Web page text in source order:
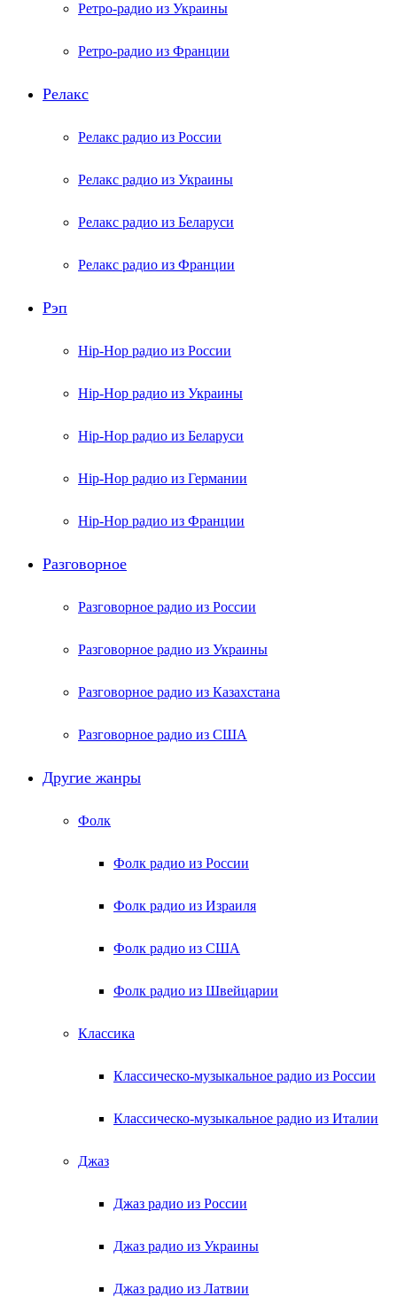
Ретро-радио из Украины
Ретро-радио из Франции
Релакс
Релакс радио из России
Релакс радио из Украины
Релакс радио из Беларуси
Релакс радио из Франции
Рэп
Hip-Hop радио из России
Hip-Hop радио из Украины
Hip-Hop радио из Беларуси
Hip-Hop радио из Германии
Hip-Hop радио из Франции
Разговорное
Разговорное радио из России
Разговорное радио из Украины
Разговорное радио из Казахстана
Разговорное радио из США
Другие жанры
Фолк
Фолк радио из России
Фолк радио из Израиля
Фолк радио из США
Фолк радио из Швейцарии
Классика
Классическо-музыкальное радио из России
Классическо-музыкальное радио из Италии
Джаз
Джаз радио из России
Джаз радио из Украины
Джаз радио из Латвии